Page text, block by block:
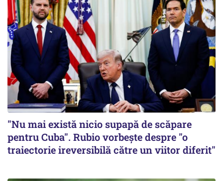
"Nu mai există nicio supapă de scăpare
pentru Cuba". Rubio vorbește despre "o
traiectorie ireversibilă către un viitor diferit"